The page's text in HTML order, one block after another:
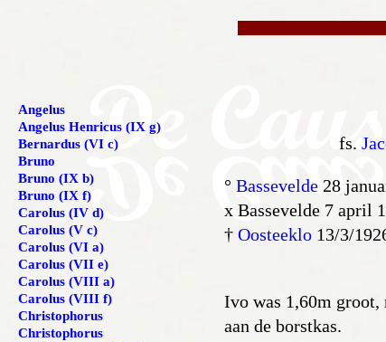
fs.
° Bassevelde 28
x Bassevelde 7 april
† Oosteeklo 13/3/
Ivo was 1,60m
aan de borstkas.
Angelus
Angelus Henricus (IX g)
Bernardus (VI c)
Bruno
Bruno (IX b)
Bruno (IX f)
Carolus (IV d)
Carolus (V c)
Carolus (VI a)
Carolus (VII e)
Carolus (VIII a)
Carolus (VIII f)
Christophorus
Christophorus